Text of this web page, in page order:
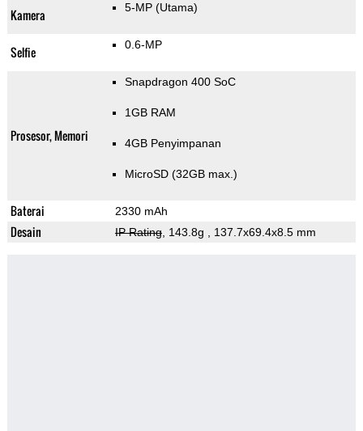
Kamera 5-MP (Utama)
Selfie 0.6-MP
Prosesor, Memori
Snapdragon 400 SoC
1GB RAM
4GB Penyimpanan
MicroSD (32GB max.)
Baterai 2330 mAh
Desain IP Rating, 143.8g , 137.7x69.4x8.5 mm